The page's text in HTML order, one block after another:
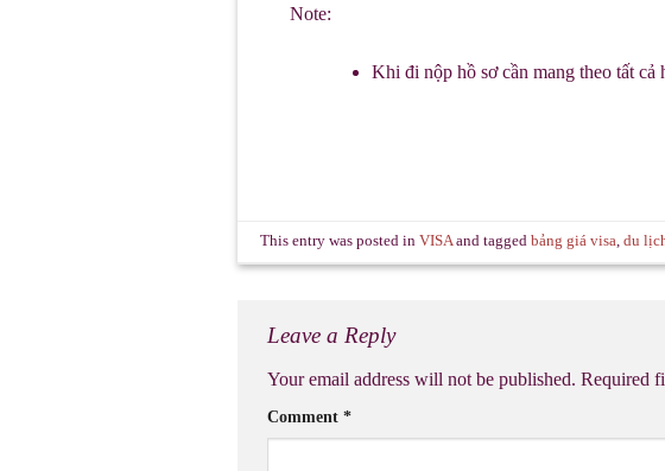
Note:
Khi đi nộp hồ sơ cần mang theo tất cả
This entry was posted in VISAand tagged bảng giá visa, du
Leave a Reply
Your email address will not be published. Required
Comment *